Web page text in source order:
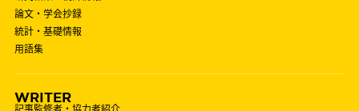
論文・学会抄録
統計・基礎情報
用語集
WRITER
記事監修者・協力者紹介